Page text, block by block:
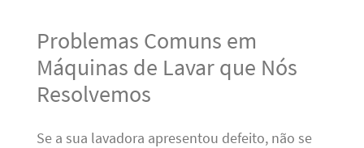
Problemas Comuns em
Máquinas de Lavar que Nós
Resolvemos
Se a sua lavadora apresentou defeito, não se